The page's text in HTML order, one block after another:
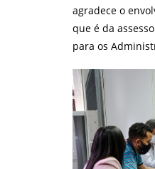
agradece o
que é da
para os